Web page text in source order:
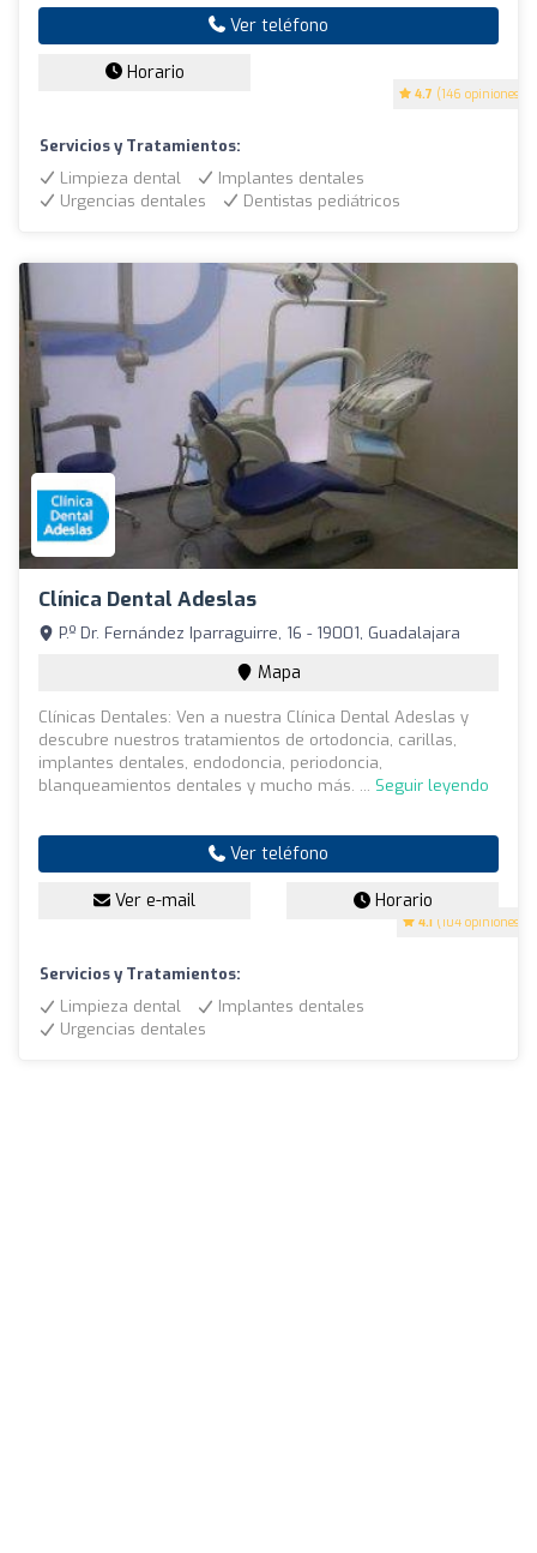
4.7 (146 opiniones)
Ver teléfono
Horario
Servicios y Tratamientos:
Limpieza dental
Implantes dentales
Urgencias dentales
Dentistas pediátricos
Clínica Dental Adeslas
4.1 (104 opiniones)
P.º Dr. Fernández Iparraguirre, 16 - 19001, Guadalajara
Mapa
Clínicas Dentales: Ven a nuestra Clínica Dental Adeslas y
descubre nuestros tratamientos de ortodoncia, carillas,
implantes dentales, endodoncia, periodoncia,
blanqueamientos dentales y mucho más. ... Seguir leyendo
Ver teléfono
Ver e-mail Horario
Servicios y Tratamientos:
Limpieza dental
Implantes dentales
Urgencias dentales